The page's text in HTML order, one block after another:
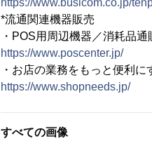
*流通関連機器販売
・POS用周辺機器／消耗品
https://www.poscenter.jp/
・お店の業務をもっと便利
https://www.shopneeds.jp/
すべての画像